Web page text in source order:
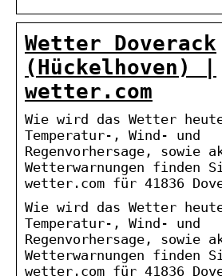
Wetter Doverack
(Hückelhoven) |
wetter.com
Wie wird das Wetter
Temperatur-, Wind- und
Regenvorhersage, sowie
Wetterwarnungen finden
wetter.com für 41836
Wie wird das Wetter
Temperatur-, Wind- und
Regenvorhersage, sowie
Wetterwarnungen finden
wetter.com für 41836